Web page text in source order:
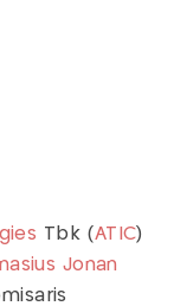
Tbk (ATIC)
Jonan